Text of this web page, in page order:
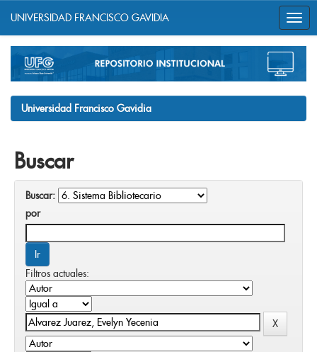
navigation
UNIVERSIDAD FRANCISCO GAVIDIA
Universidad Francisco Gavidia
Buscar
Buscar:
por
Filtros actuales: